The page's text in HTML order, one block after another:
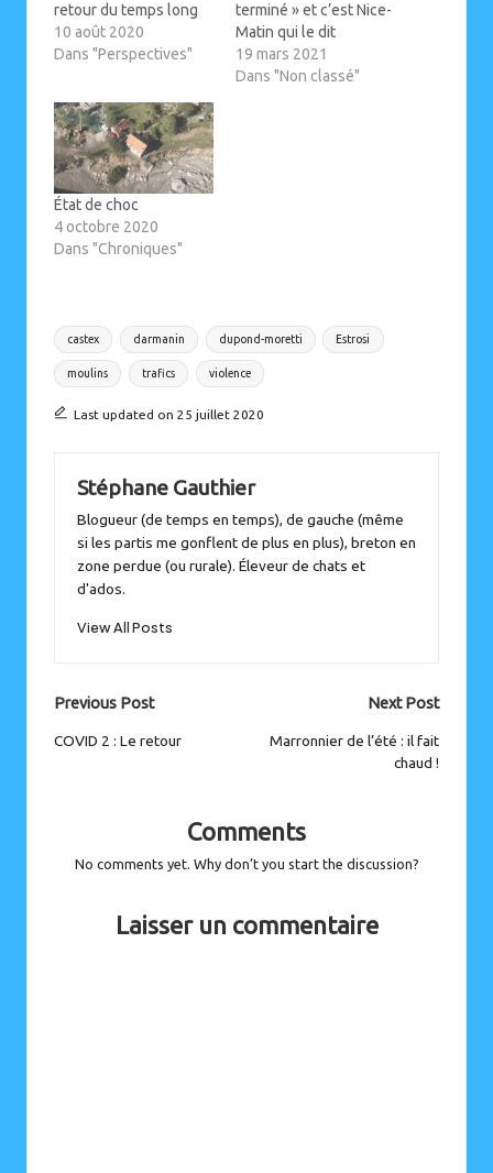
retour du temps long
10 août 2020
Dans "Perspectives"
terminé » et c’est Nice-
Matin qui le dit
19 mars 2021
Dans "Non classé"
État de choc
4 octobre 2020
Dans "Chroniques"
Tags:
castex darmanin dupond-moretti Estrosi
moulins trafics violence
Last updated on 25 juillet 2020
Stéphane Gauthier
Blogueur (de temps en temps), de gauche (même
si les partis me gonflent de plus en plus), breton en
zone perdue (ou rurale). Éleveur de chats et
d'ados.
View All Posts
Post
navigation
Previous Post
COVID 2 : Le retour
Next Post
Marronnier de l’été : il fait
chaud !
Comments
No comments yet. Why don’t you start the discussion?
Laisser un commentaire